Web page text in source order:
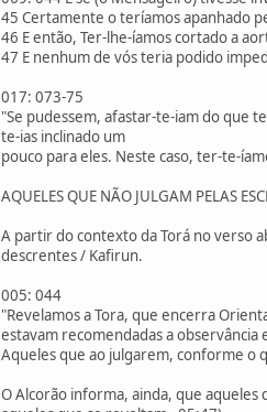
45 Certamente o teríamos apanhado
46 E então, Ter-lhe-íamos cortado a
47 E nenhum de vós teria podido
017: 073-75
"Se pudessem, afastar-te-iam do que
te-ias inclinado um
pouco para eles. Neste caso, ter-te-
AQUELES QUE NÃO JULGAM PELAS
A partir do contexto da Torá no verso
descrentes / Kafirun.
005: 044
"Revelamos a Tora, que encerra
estavam recomendadas a observância
Aqueles que ao julgarem, conforme o
O Alcorão informa, ainda, que aqueles